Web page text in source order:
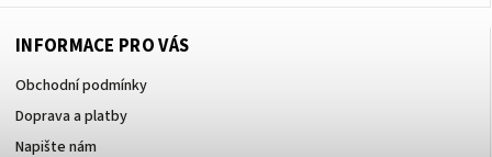
INFORMACE PRO VÁS
Obchodní podmínky
Doprava a platby
Napište nám